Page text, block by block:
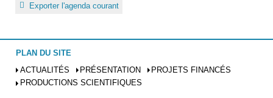
Exporter l'agenda courant
PLAN DU SITE
ACTUALITÉS
PRÉSENTATION
PROJETS FINANCÉS
PRODUCTIONS SCIENTIFIQUES